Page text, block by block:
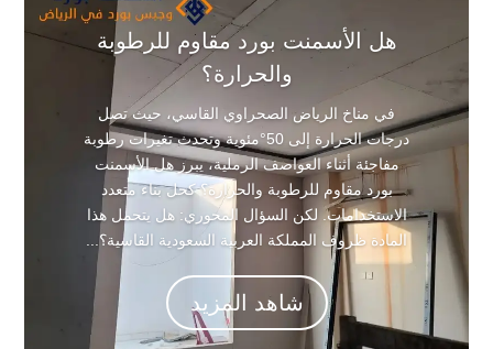
هل الأسمنت بورد مقاوم للرطوبة
والحرارة؟
في مناخ الرياض الصحراوي القاسي، حيث تصل
درجات الحرارة إلى 50°مئوية وتحدث تغيرات رطوبة
مفاجئة أثناء العواصف الرملية، يبرز هل الأسمنت
بورد مقاوم للرطوبة والحرارة؟ كحل بناء متعدد
الاستخدامات. لكن السؤال المحوري: هل يتحمل هذا
المادة ظروف المملكة العربية السعودية القاسية؟...
شاهد المزيد